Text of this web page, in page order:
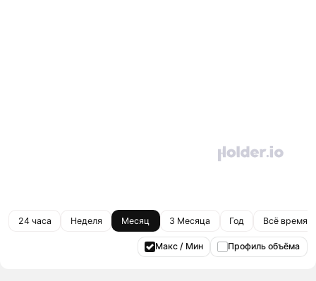
24 часа Неделя Месяц 3 Месяца Год Всё время
Макс / Мин Профиль объёма